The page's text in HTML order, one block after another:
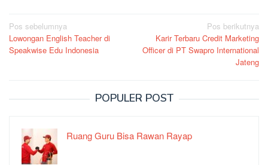
Navigasi
pos
Pos sebelumnya
Lowongan English Teacher di
Speakwise Edu Indonesia
Pos berikutnya
Karir Terbaru Credit Marketing
Officer di PT Swapro International
Jateng
POPULER POST
Ruang Guru Bisa Rawan Rayap